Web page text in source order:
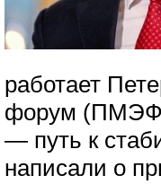
работает
форум (ПМЭФ).
— путь к
написали о